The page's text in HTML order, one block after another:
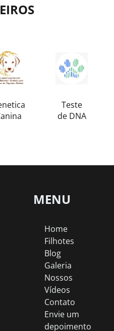
Teste
de DNA
MENU
Home
Filhotes
Blog
Galeria
Nossos
Vídeos
Contato
Envie um
depoimento